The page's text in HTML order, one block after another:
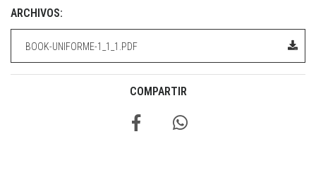
ARCHIVOS:
BOOK-UNIFORME-1_1_1.PDF
COMPARTIR